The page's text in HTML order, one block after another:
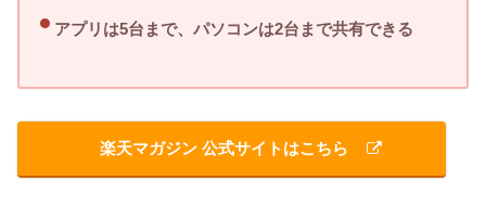
アプリは5台まで、パソコンは2台まで共有できる
楽天マガジン 公式サイトはこちら